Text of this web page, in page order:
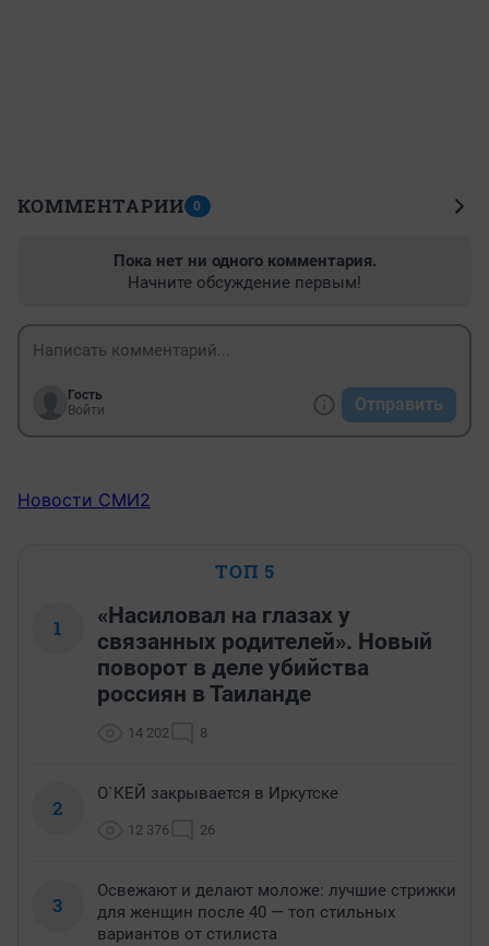
КОММЕНТАРИИ 0
Пока нет ни одного комментария.
Начните обсуждение первым!
Гость
Войти
Отправить
Новости СМИ2
ТОП 5
1
«Насиловал на глазах у
связанных родителей». Новый
поворот в деле убийства
россиян в Таиланде
14 202 8
2
О`КЕЙ закрывается в Иркутске
12 376 26
3
Освежают и делают моложе: лучшие стрижки
для женщин после 40 — топ стильных
вариантов от стилиста